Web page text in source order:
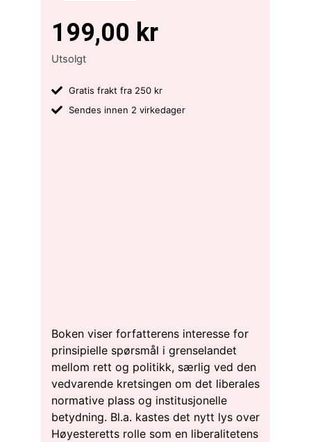
199,00 kr
Utsolgt
Gratis frakt fra 250 kr
Sendes innen 2 virkedager
Boken viser forfatterens interesse for
prinsipielle spørsmål i grenselandet
mellom rett og politikk, særlig ved den
vedvarende kretsingen om det liberales
normative plass og institusjonelle
betydning. Bl.a. kastes det nytt lys over
Høyesteretts rolle som en liberalitetens